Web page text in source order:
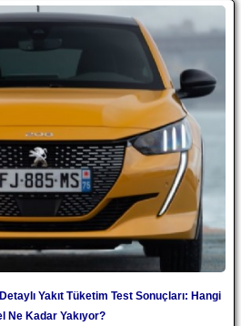
Yakıt Tüketim Test Sonuçları: Hangi
Ne Kadar Yakıyor?